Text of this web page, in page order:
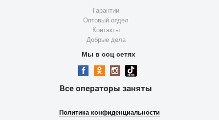
Гарантии
Оптовый отдел
Контакты
Добрые дела
Мы в соц сетях
Все операторы заняты
Политика конфиденциальности